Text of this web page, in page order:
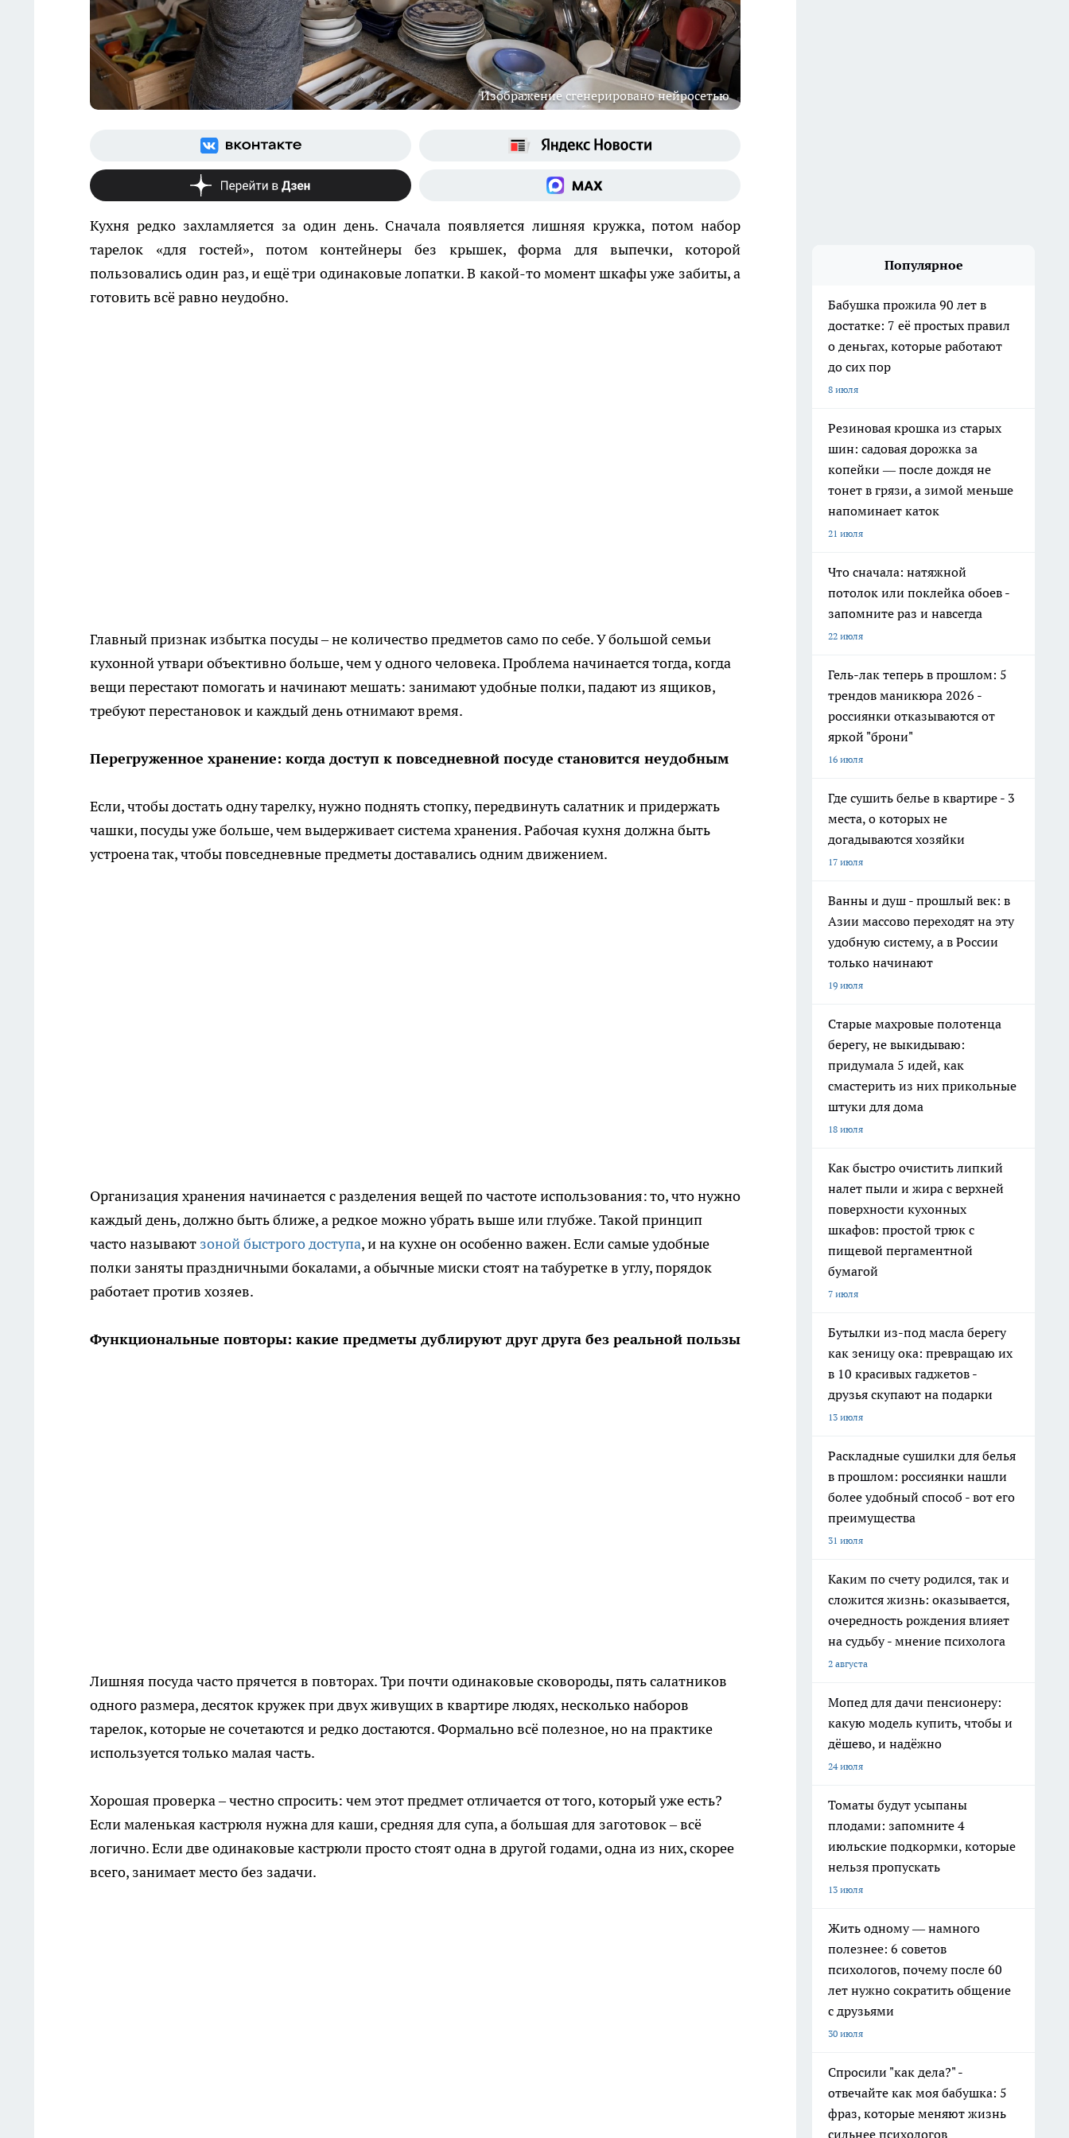
Изображение сгенерировано нейросетью
Кухня редко захламляется за один день. Сначала появляется лишняя кружка, потом набор
тарелок «для гостей», потом контейнеры без крышек, форма для выпечки, которой
пользовались один раз, и ещё три одинаковые лопатки. В какой-то момент шкафы уже забиты, а
готовить всё равно неудобно.
Главный признак избытка посуды – не количество предметов само по себе. У большой семьи
кухонной утвари объективно больше, чем у одного человека. Проблема начинается тогда, когда
вещи перестают помогать и начинают мешать: занимают удобные полки, падают из ящиков,
требуют перестановок и каждый день отнимают время.
Перегруженное хранение: когда доступ к повседневной посуде становится неудобным
Если, чтобы достать одну тарелку, нужно поднять стопку, передвинуть салатник и придержать
чашки, посуды уже больше, чем выдерживает система хранения. Рабочая кухня должна быть
устроена так, чтобы повседневные предметы доставались одним движением.
Организация хранения начинается с разделения вещей по частоте использования: то, что нужно
каждый день, должно быть ближе, а редкое можно убрать выше или глубже. Такой принцип
часто называют зоной быстрого доступа, и на кухне он особенно важен. Если самые удобные
полки заняты праздничными бокалами, а обычные миски стоят на табуретке в углу, порядок
работает против хозяев.
Функциональные повторы: какие предметы дублируют друг друга без реальной пользы
Лишняя посуда часто прячется в повторах. Три почти одинаковые сковороды, пять салатников
одного размера, десяток кружек при двух живущих в квартире людях, несколько наборов
тарелок, которые не сочетаются и редко достаются. Формально всё полезное, но на практике
используется только малая часть.
Хорошая проверка – честно спросить: чем этот предмет отличается от того, который уже есть?
Если маленькая кастрюля нужна для каши, средняя для супа, а большая для заготовок – всё
логично. Если две одинаковые кастрюли просто стоят одна в другой годами, одна из них, скорее
всего, занимает место без задачи.
Популярное
Бабушка прожила 90 лет в
достатке: 7 её простых правил
о деньгах, которые работают
до сих пор
8 июля
Резиновая крошка из старых
шин: садовая дорожка за
копейки — после дождя не
тонет в грязи, а зимой меньше
напоминает каток
21 июля
Что сначала: натяжной
потолок или поклейка обоев -
запомните раз и навсегда
22 июля
Гель-лак теперь в прошлом: 5
трендов маникюра 2026 -
россиянки отказываются от
яркой "брони"
16 июля
Где сушить белье в квартире - 3
места, о которых не
догадываются хозяйки
17 июля
Ванны и душ - прошлый век: в
Азии массово переходят на эту
удобную систему, а в России
только начинают
19 июля
Старые махровые полотенца
берегу, не выкидываю:
придумала 5 идей, как
смастерить из них прикольные
штуки для дома
18 июля
Как быстро очистить липкий
налет пыли и жира с верхней
поверхности кухонных
шкафов: простой трюк с
пищевой пергаментной
бумагой
7 июля
Бутылки из-под масла берегу
как зеницу ока: превращаю их
в 10 красивых гаджетов -
друзья скупают на подарки
13 июля
Раскладные сушилки для белья
в прошлом: россиянки нашли
более удобный способ - вот его
преимущества
31 июля
Каким по счету родился, так и
сложится жизнь: оказывается,
очередность рождения влияет
на судьбу - мнение психолога
2 августа
Мопед для дачи пенсионеру:
какую модель купить, чтобы и
дёшево, и надёжно
24 июля
Томаты будут усыпаны
плодами: запомните 4
июльские подкормки, которые
нельзя пропускать
13 июля
Жить одному — намного
полезнее: 6 советов
психологов, почему после 60
лет нужно сократить общение
с друзьями
30 июля
Спросили "как дела?" -
отвечайте как моя бабушка: 5
фраз, которые меняют жизнь
сильнее психологов